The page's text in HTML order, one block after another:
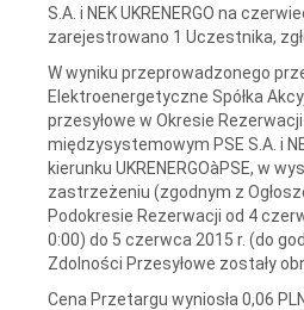
S.A. i NEK UKRENERGO na
zarejestrowano 1 Uczestnika,
W wyniku przeprowadzonego
Elektroenergetyczne Spółka
przesyłowe w Okresie
międzysystemowym PSE S.A. i
kierunku UKRENERGOàPSE, w
zastrzeżeniu (zgodnym z
Podokresie Rezerwacji od 4
0:00) do 5 czerwca 2015 r. (do
Zdolności Przesyłowe zostały
Cena Przetargu wyniosła 0,06